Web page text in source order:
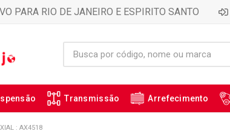
PARA RIO DE JANEIRO E ESPIRITO SANTO
Transmissão Arrefecimento
: AX4518